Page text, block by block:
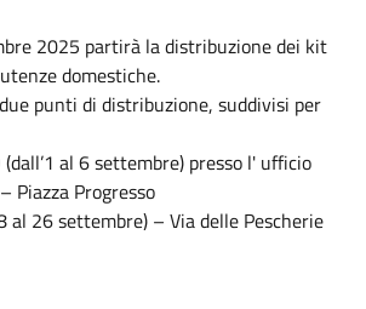
2025 partirà la distribuzione dei kit
domestiche.
punti di distribuzione, suddivisi per
(dall’1 al 6 settembre) presso l' ufficio
Piazza Progresso
al 26 settembre) – Via delle Pescherie